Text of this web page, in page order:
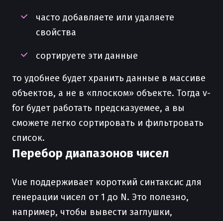
часто добавляете или удаляете
свойства
сортируете эти данные
то удобнее будет хранить данные в массиве
объектов, а не в «плоском» объекте. Тогда v-
for будет работать предсказуемее, а вы
сможете легко сортировать и фильтровать
список.
Перебор диапазонов чисел
Vue поддерживает короткий синтаксис для
генерации чисел от 1 до N. Это полезно,
например, чтобы вывести заглушки,